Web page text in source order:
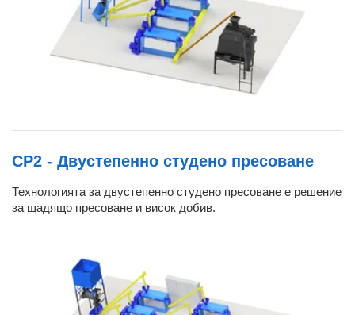
CP2 - Двустепенно студено пресоване
Технологията за двустепенно студено пресоване е решение
за щадящо пресоване и висок добив.